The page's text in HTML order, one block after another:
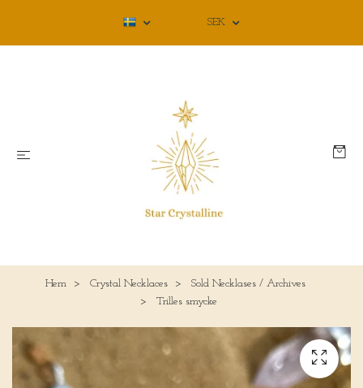
SEK
Hem Crystal Necklaces
Sold Necklases / Archives
Trilles smycke